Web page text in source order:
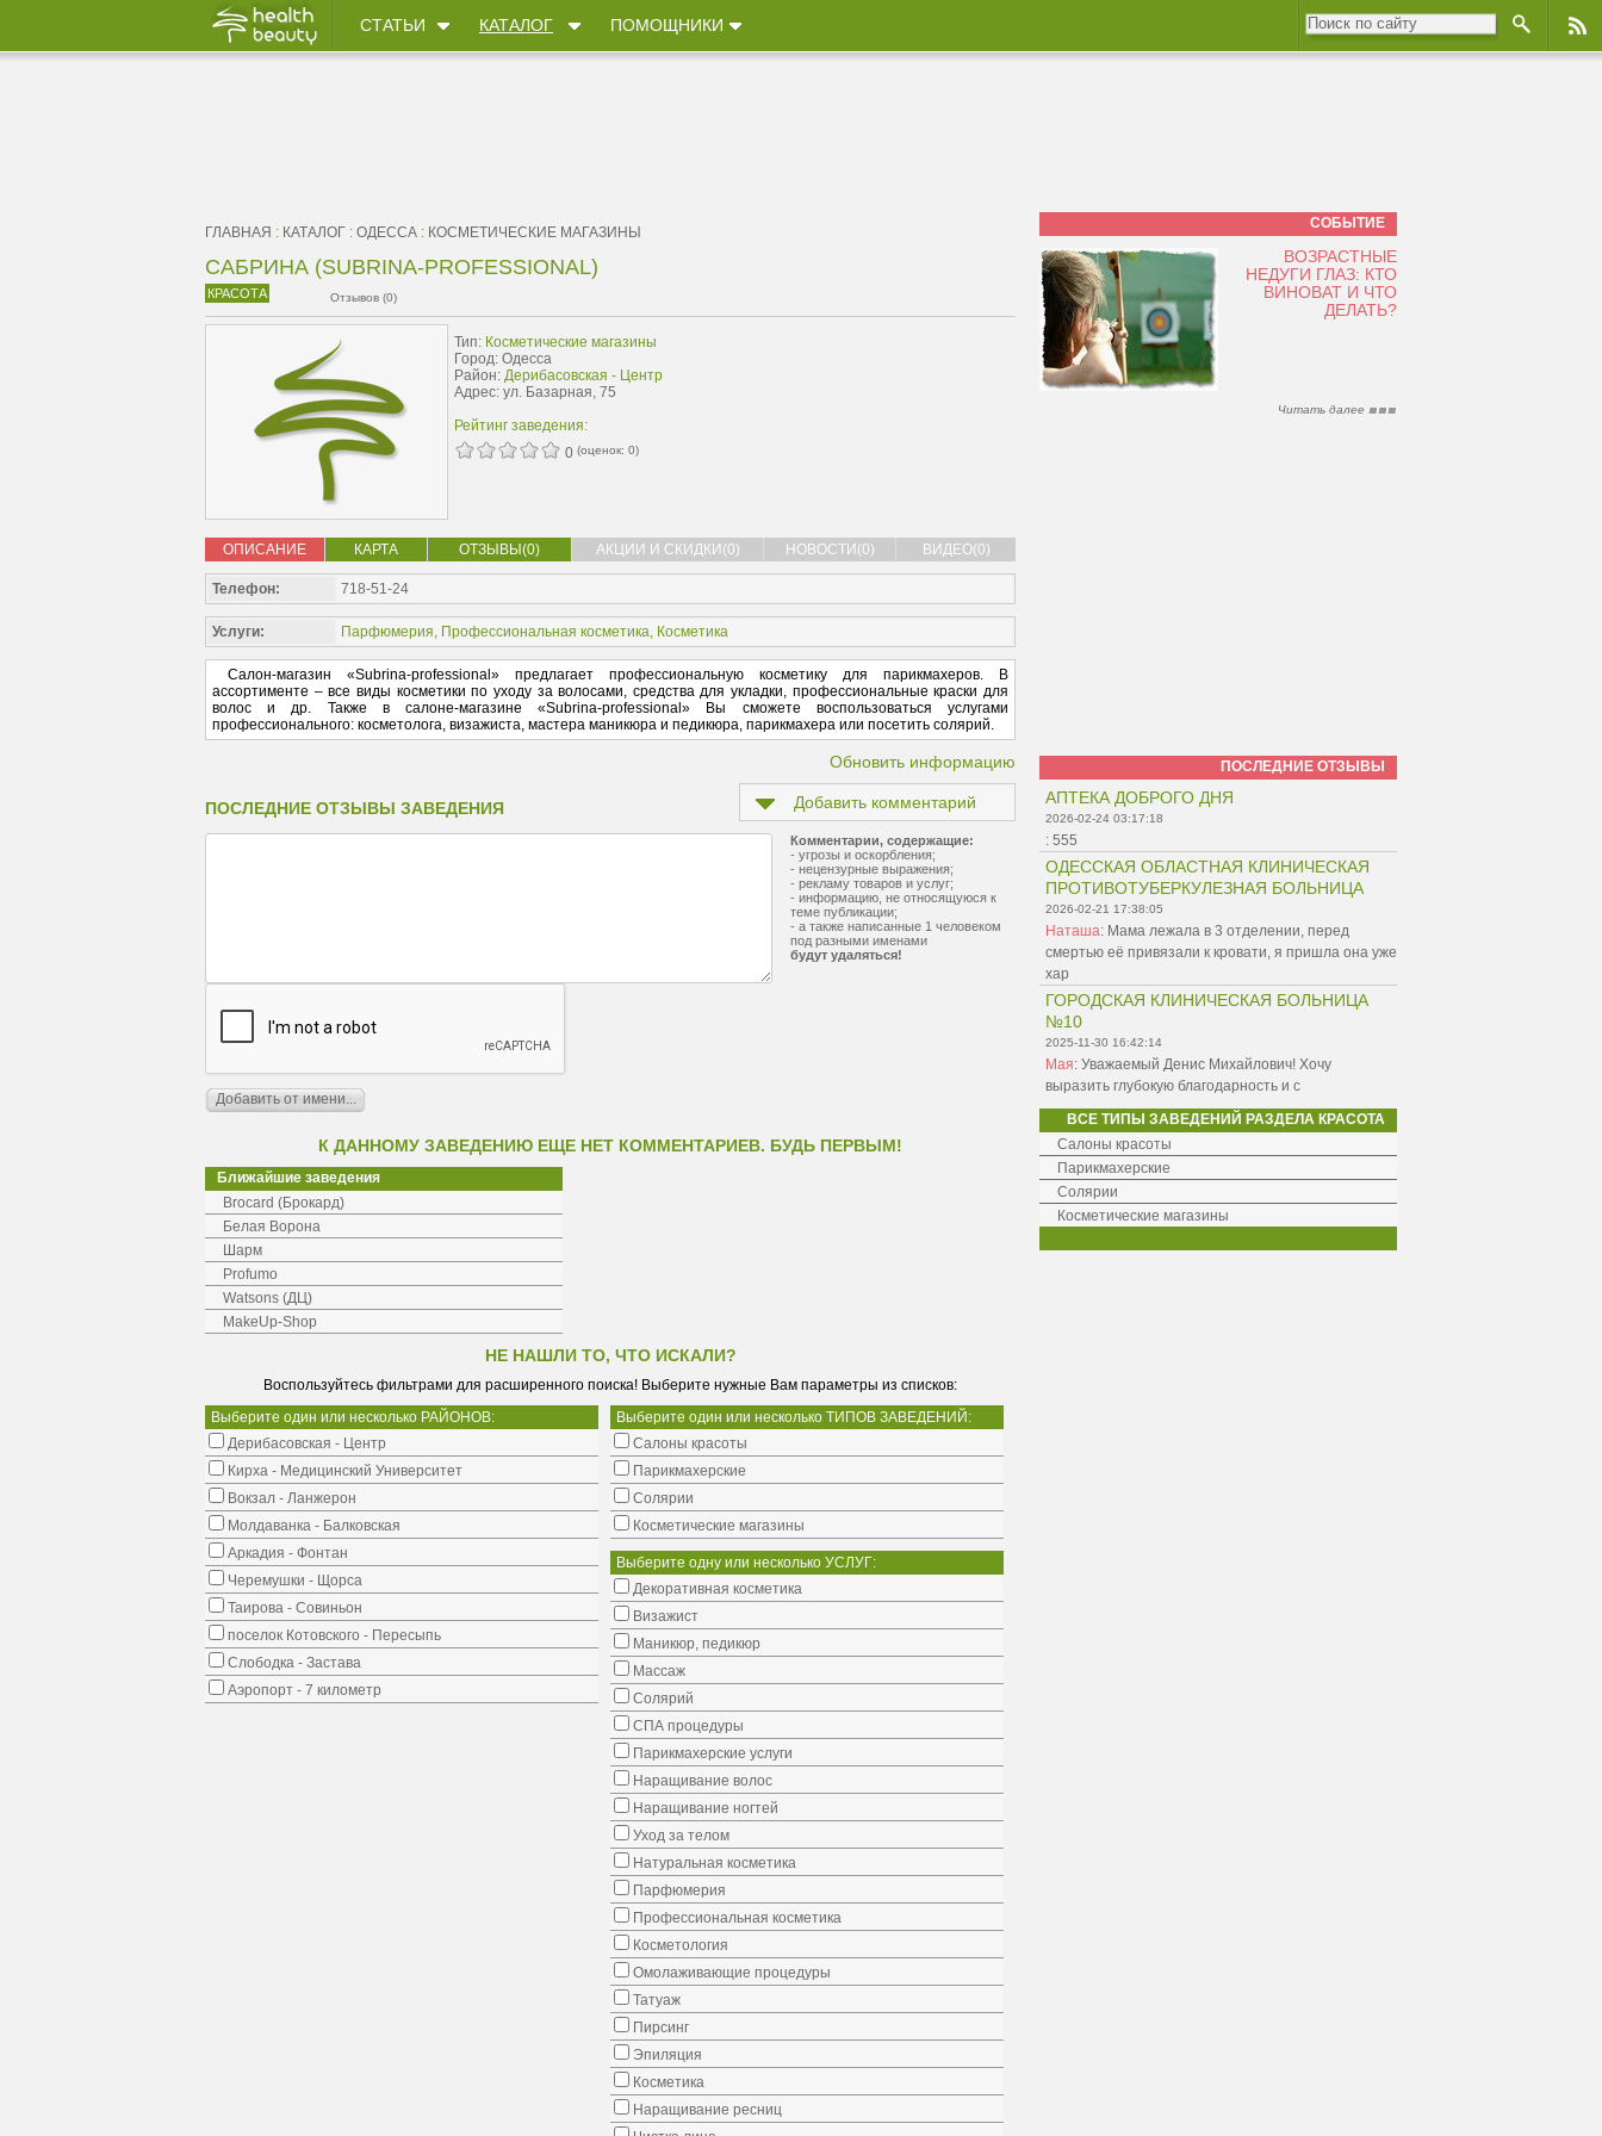
СТАТЬИ КАТАЛОГ ПОМОЩНИКИ
ГЛАВНАЯ : КАТАЛОГ : ОДЕССА : КОСМЕТИЧЕСКИЕ МАГАЗИНЫ
САБРИНА (SUBRINA-PROFESSIONAL)
КРАСОТА Отзывов (0)
Тип: Косметические магазины
Город: Одесса
Район: Дерибасовская - Центр
Адрес: ул. Базарная, 75
Рейтинг заведения:
0 (оценок: 0)
ОПИСАНИЕ КАРТА ОТЗЫВЫ(0) АКЦИИ И СКИДКИ(0) НОВОСТИ(0) ВИДЕО(0)
Телефон: 718-51-24
Услуги: Парфюмерия, Профессиональная косметика, Косметика
Салон-магазин «Subrina-professional» предлагает профессиональную косметику для парикмахеров. В
ассортименте – все виды косметики по уходу за волосами, средства для укладки, профессиональные краски для
волос и др. Также в салоне-магазине «Subrina-professional» Вы сможете воспользоваться услугами
профессионального: косметолога, визажиста, мастера маникюра и педикюра, парикмахера или посетить солярий.
Обновить информацию
ПОСЛЕДНИЕ ОТЗЫВЫ ЗАВЕДЕНИЯ Добавить комментарий
Комментарии, содержащие:
- угрозы и оскорбления;
- нецензурные выражения;
- рекламу товаров и услуг;
- информацию, не относящуюся к
теме публикации;
- а также написанные 1 человеком
под разными именами
будут удаляться!
К ДАННОМУ ЗАВЕДЕНИЮ ЕЩЕ НЕТ КОММЕНТАРИЕВ. БУДЬ ПЕРВЫМ!
Ближайшие заведения
Brocard (Брокард)
Белая Ворона
Шарм
Profumo
Watsons (ДЦ)
MakeUp-Shop
НЕ НАШЛИ ТО, ЧТО ИСКАЛИ?
Воспользуйтесь фильтрами для расширенного поиска! Выберите нужные Вам параметры из списков:
Выберите один или несколько РАЙОНОВ:
Дерибасовская - Центр
Кирха - Медицинский Университет
Вокзал - Ланжерон
Молдаванка - Балковская
Аркадия - Фонтан
Черемушки - Щорса
Таирова - Совиньон
поселок Котовского - Пересыпь
Слободка - Застава
Аэропорт - 7 километр
Выберите один или несколько ТИПОВ ЗАВЕДЕНИЙ:
Салоны красоты
Парикмахерские
Солярии
Косметические магазины
Выберите одну или несколько УСЛУГ:
Декоративная косметика
Визажист
Маникюр, педикюр
Массаж
Солярий
СПА процедуры
Парикмахерские услуги
Наращивание волос
Наращивание ногтей
Уход за телом
Натуральная косметика
Парфюмерия
Профессиональная косметика
Косметология
Омолаживающие процедуры
Татуаж
Пирсинг
Эпиляция
Косметика
Наращивание ресниц
СОБЫТИЕ
ВОЗРАСТНЫЕ
НЕДУГИ ГЛАЗ: КТО
ВИНОВАТ И ЧТО
ДЕЛАТЬ?
Читать далее
ПОСЛЕДНИЕ ОТЗЫВЫ
АПТЕКА ДОБРОГО ДНЯ
2026-02-24 03:17:18
: 555
ОДЕССКАЯ ОБЛАСТНАЯ КЛИНИЧЕСКАЯ
ПРОТИВОТУБЕРКУЛЕЗНАЯ БОЛЬНИЦА
2026-02-21 17:38:05
Наташа: Мама лежала в 3 отделении, перед
смертью её привязали к кровати, я пришла она уже
хар
ГОРОДСКАЯ КЛИНИЧЕСКАЯ БОЛЬНИЦА
№10
2025-11-30 16:42:14
Мая: Уважаемый Денис Михайлович! Хочу
выразить глубокую благодарность и с
ВСЕ ТИПЫ ЗАВЕДЕНИЙ РАЗДЕЛА КРАСОТА
Салоны красоты
Парикмахерские
Солярии
Косметические магазины